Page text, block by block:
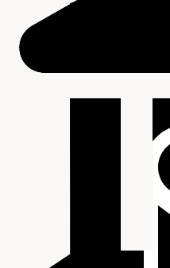
Beschrijving van de